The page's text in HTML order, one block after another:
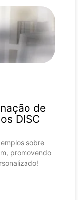
de
DISC
sobre
promovendo